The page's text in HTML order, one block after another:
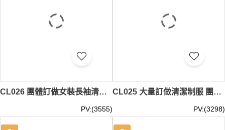
CL026 團體訂做女裝長袖清潔制服 大量訂購清潔制服款式 香港 設計中山裝清潔服供應商
PV:(3555)
CL025 大量訂做清潔制服 團體訂購清潔制服 澳門 製作清潔服供應商
PV:(3298)